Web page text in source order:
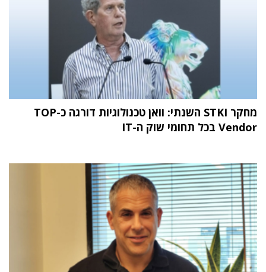
מחקר STKI השנתי: וואן טכנולוגיות דורגה כ-TOP
Vendor בכל תחומי שוק ה-IT